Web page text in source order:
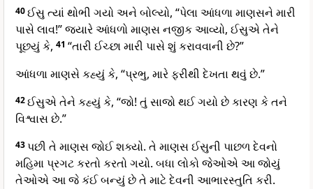
40ઈસુ ત્યાં થોભી ગયો અને બોલ્યો, “પેલા આંધળા માણસને મારી
પાસે લાવ!” જ્યારે આંધળો માણસ નજીક આવ્યો, ઈસુએ તેને
પૂછયું કે, 41 “તારી ઈચ્છા મારી પાસે શું કરાવવાની છે?”
આંધળા માણસે કહ્યું કે, “પ્રભુ, મારે ફરીથી દેખતા થવું છે.”
42ઈસુએ તેને કહ્યું કે, “જો! તું સાજો થઈ ગયો છે કારણ કે તને
વિશ્વાસ છે.”
43પછી તે માણસ જોઈ શક્યો. તે માણસ ઈસુની પાછળ દેવનો
મહિમા પ્રગટ કરતો કરતો ગયો. બધા લોકો જેઓએ આ જોયું
તેઓએ આ જે કંઈ બન્યું છે તે માટે દેવની આભારસ્તુતિ કરી.